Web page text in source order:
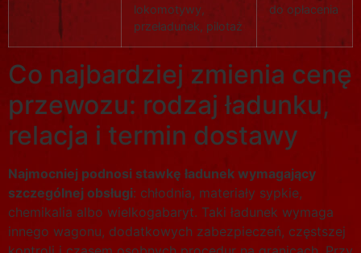
lokomotywy,
przeładunek, pilotaż
do opłacenia
Co najbardziej zmienia cenę
przewozu: rodzaj ładunku,
relacja i termin dostawy
Najmocniej podnosi stawkę ładunek wymagający
szczególnej obsługi: chłodnia, materiały sypkie,
chemikalia albo wielkogabaryt. Taki ładunek wymaga
innego wagonu, dodatkowych zabezpieczeń, częstszej